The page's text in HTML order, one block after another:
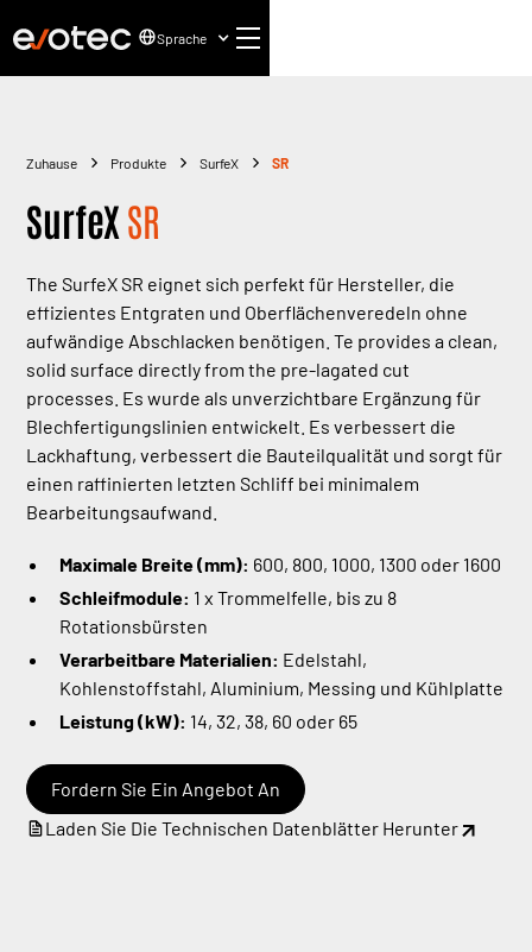
Sprache
Zuhause Produkte SurfeX SR
SurfeXSR
The SurfeX SR eignet sich perfekt für Hersteller, die
effizientes Entgraten und Oberflächenveredeln ohne
aufwändige Abschlacken benötigen. Te provides a clean,
solid surface directly from the pre-lagated cut
processes. Es wurde als unverzichtbare Ergänzung für
Blechfertigungslinien entwickelt. Es verbessert die
Lackhaftung, verbessert die Bauteilqualität und sorgt für
einen raffinierten letzten Schliff bei minimalem
Bearbeitungsaufwand.
Maximale Breite (mm): 600, 800, 1000, 1300 oder 1600
Schleifmodule: 1 x Trommelfelle, bis zu 8
Rotationsbürsten
Verarbeitbare Materialien: Edelstahl,
Kohlenstoffstahl, Aluminium, Messing und Kühlplatte
Leistung (kW): 14, 32, 38, 60 oder 65
Fordern Sie Ein Angebot An
Laden Sie Die Technischen Datenblätter Herunter